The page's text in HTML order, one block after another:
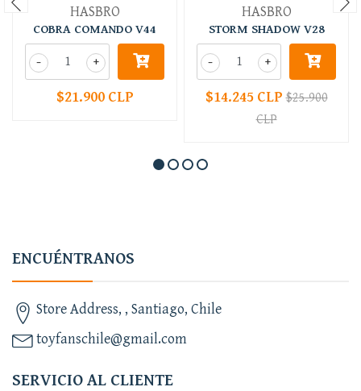
HASBRO
COBRA COMANDO V44
+
-
$21.900 CLP
HASBRO
STORM SHADOW V28
+
-
$14.245 CLP$25.900
CLP
ENCUÉNTRANOS
Store Address, , Santiago, Chile
toyfanschile@gmail.com
SERVICIO AL CLIENTE